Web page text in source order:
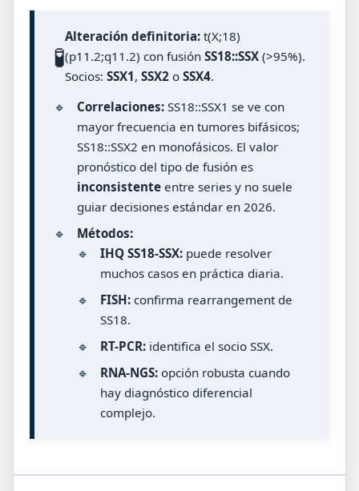
🧪
Alteración definitoria: t(X;18)
(p11.2;q11.2) con fusión SS18::SSX (>95%).
Socios: SSX1, SSX2 o SSX4.
🔹
Correlaciones:SS18::SSX1 se ve con
mayor frecuencia en tumores bifásicos;
SS18::SSX2 en monofásicos. El valor
pronóstico del tipo de fusión es
inconsistenteentre series y no suele
guiar decisiones estándar en 2026.
🔹
Métodos:
🔹
IHQ SS18-SSX:puede resolver
muchos casos en práctica diaria.
🔹
FISH:confirma rearrangement de
SS18.
🔹
RT-PCR:identifica el socio SSX.
🔹
RNA-NGS:opción robusta cuando
hay diagnóstico diferencial
complejo.